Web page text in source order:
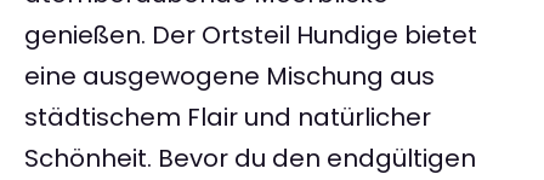
genießen. Der Ortsteil Hundige bietet
eine ausgewogene Mischung aus
städtischem Flair und natürlicher
Schönheit. Bevor du den endgültigen